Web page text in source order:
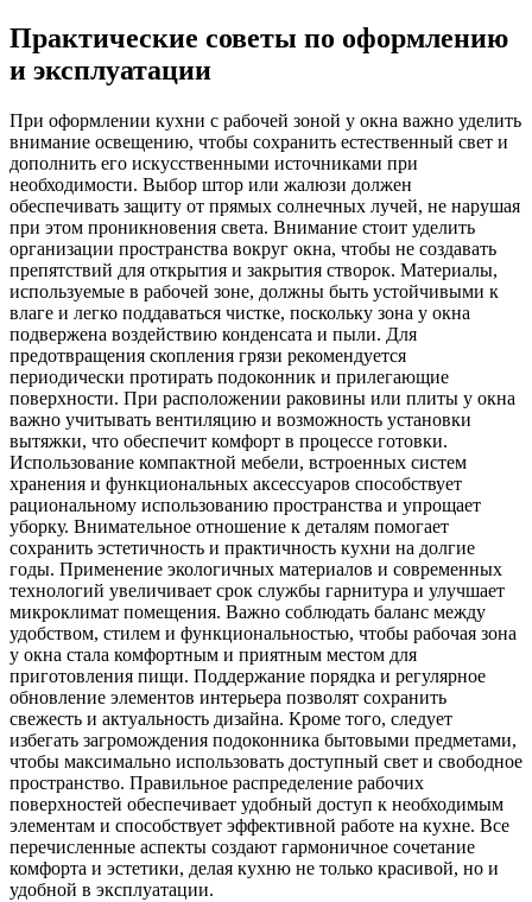
Практические советы по оформлению
и эксплуатации
При оформлении кухни с рабочей зоной у окна важно уделить
внимание освещению, чтобы сохранить естественный свет и
дополнить его искусственными источниками при
необходимости. Выбор штор или жалюзи должен
обеспечивать защиту от прямых солнечных лучей, не нарушая
при этом проникновения света. Внимание стоит уделить
организации пространства вокруг окна, чтобы не создавать
препятствий для открытия и закрытия створок. Материалы,
используемые в рабочей зоне, должны быть устойчивыми к
влаге и легко поддаваться чистке, поскольку зона у окна
подвержена воздействию конденсата и пыли. Для
предотвращения скопления грязи рекомендуется
периодически протирать подоконник и прилегающие
поверхности. При расположении раковины или плиты у окна
важно учитывать вентиляцию и возможность установки
вытяжки, что обеспечит комфорт в процессе готовки.
Использование компактной мебели, встроенных систем
хранения и функциональных аксессуаров способствует
рациональному использованию пространства и упрощает
уборку. Внимательное отношение к деталям помогает
сохранить эстетичность и практичность кухни на долгие
годы. Применение экологичных материалов и современных
технологий увеличивает срок службы гарнитура и улучшает
микроклимат помещения. Важно соблюдать баланс между
удобством, стилем и функциональностью, чтобы рабочая зона
у окна стала комфортным и приятным местом для
приготовления пищи. Поддержание порядка и регулярное
обновление элементов интерьера позволят сохранить
свежесть и актуальность дизайна. Кроме того, следует
избегать загромождения подоконника бытовыми предметами,
чтобы максимально использовать доступный свет и свободное
пространство. Правильное распределение рабочих
поверхностей обеспечивает удобный доступ к необходимым
элементам и способствует эффективной работе на кухне. Все
перечисленные аспекты создают гармоничное сочетание
комфорта и эстетики, делая кухню не только красивой, но и
удобной в эксплуатации.